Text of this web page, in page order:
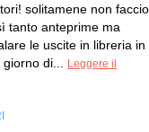
solitamene non faccio
tanto anteprime ma
le uscite in libreria in
di...
Leggere il